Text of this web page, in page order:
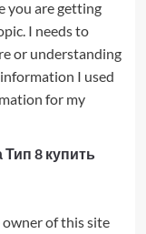
you are getting
I needs to
or understanding
I used
for my
8 купить
of this site